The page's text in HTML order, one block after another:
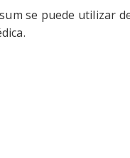
se puede utilizar